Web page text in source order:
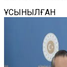
ҰСЫНЫЛҒАН